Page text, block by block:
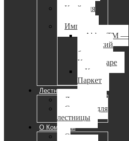
Клей для
Импорт
Ablux TM —
канадский
бренд в
Краснодаре
Кварц
Паркет
Лестницы
Лестницы
Ступени для
лестницы
О Компании
О